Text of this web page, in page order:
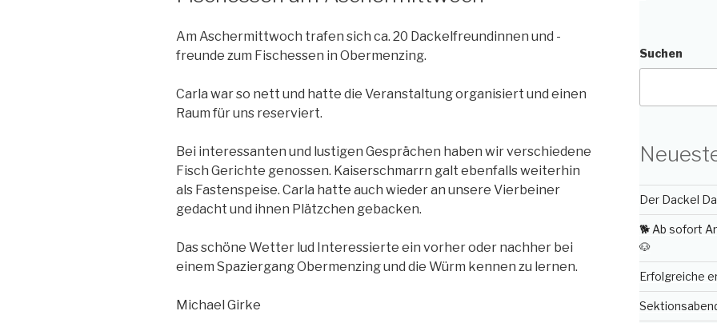
Am Aschermittwoch trafen sich ca. 20 Dackelfreundinnen und -
freunde zum Fischessen in Obermenzing.
Carla war so nett und hatte die Veranstaltung organisiert und einen
Raum für uns reserviert.
Bei interessanten und lustigen Gesprächen haben wir verschiedene
Fisch Gerichte genossen. Kaiserschmarrn galt ebenfalls weiterhin
als Fastenspeise. Carla hatte auch wieder an unsere Vierbeiner
gedacht und ihnen Plätzchen gebacken.
Das schöne Wetter lud Interessierte ein vorher oder nachher bei
einem Spaziergang Obermenzing und die Würm kennen zu lernen.
Michael Girke
Suchen
Der Dackel
🐕 Ab sofort
🐶
Erfolgreiche